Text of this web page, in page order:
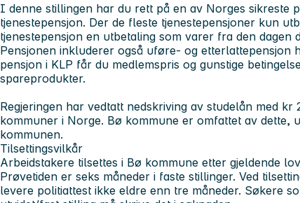
I denne stillingen har du rett på en av Norges sikreste
tjenestepensjon. Der de fleste tjenestepensjoner kun
tjenestepensjon en utbetaling som varer fra den dagen
Pensjonen inkluderer også uføre- og etterlattepensjon
pensjon i KLP får du medlemspris og gunstige
spareprodukter.
Regjeringen har vedtatt nedskriving av studelån med
kommuner i Norge. Bø kommune er omfattet av dette,
kommunen.
Tilsettingsvilkår
Arbeidstakere tilsettes i Bø kommune etter gjeldende
Prøvetiden er seks måneder i faste stillinger. Ved
levere politiattest ikke eldre enn tre måneder. Søkere